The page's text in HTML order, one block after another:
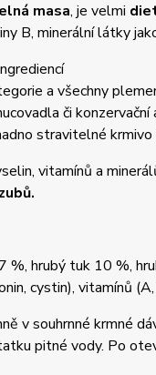
masa, je velmi
B, minerální látky
a všechny
či
stravitelné
vitamínů a
%, hrubý tuk 10 %,
cystin), vitamínů
v souhrnné krmné
pitné vody. Po